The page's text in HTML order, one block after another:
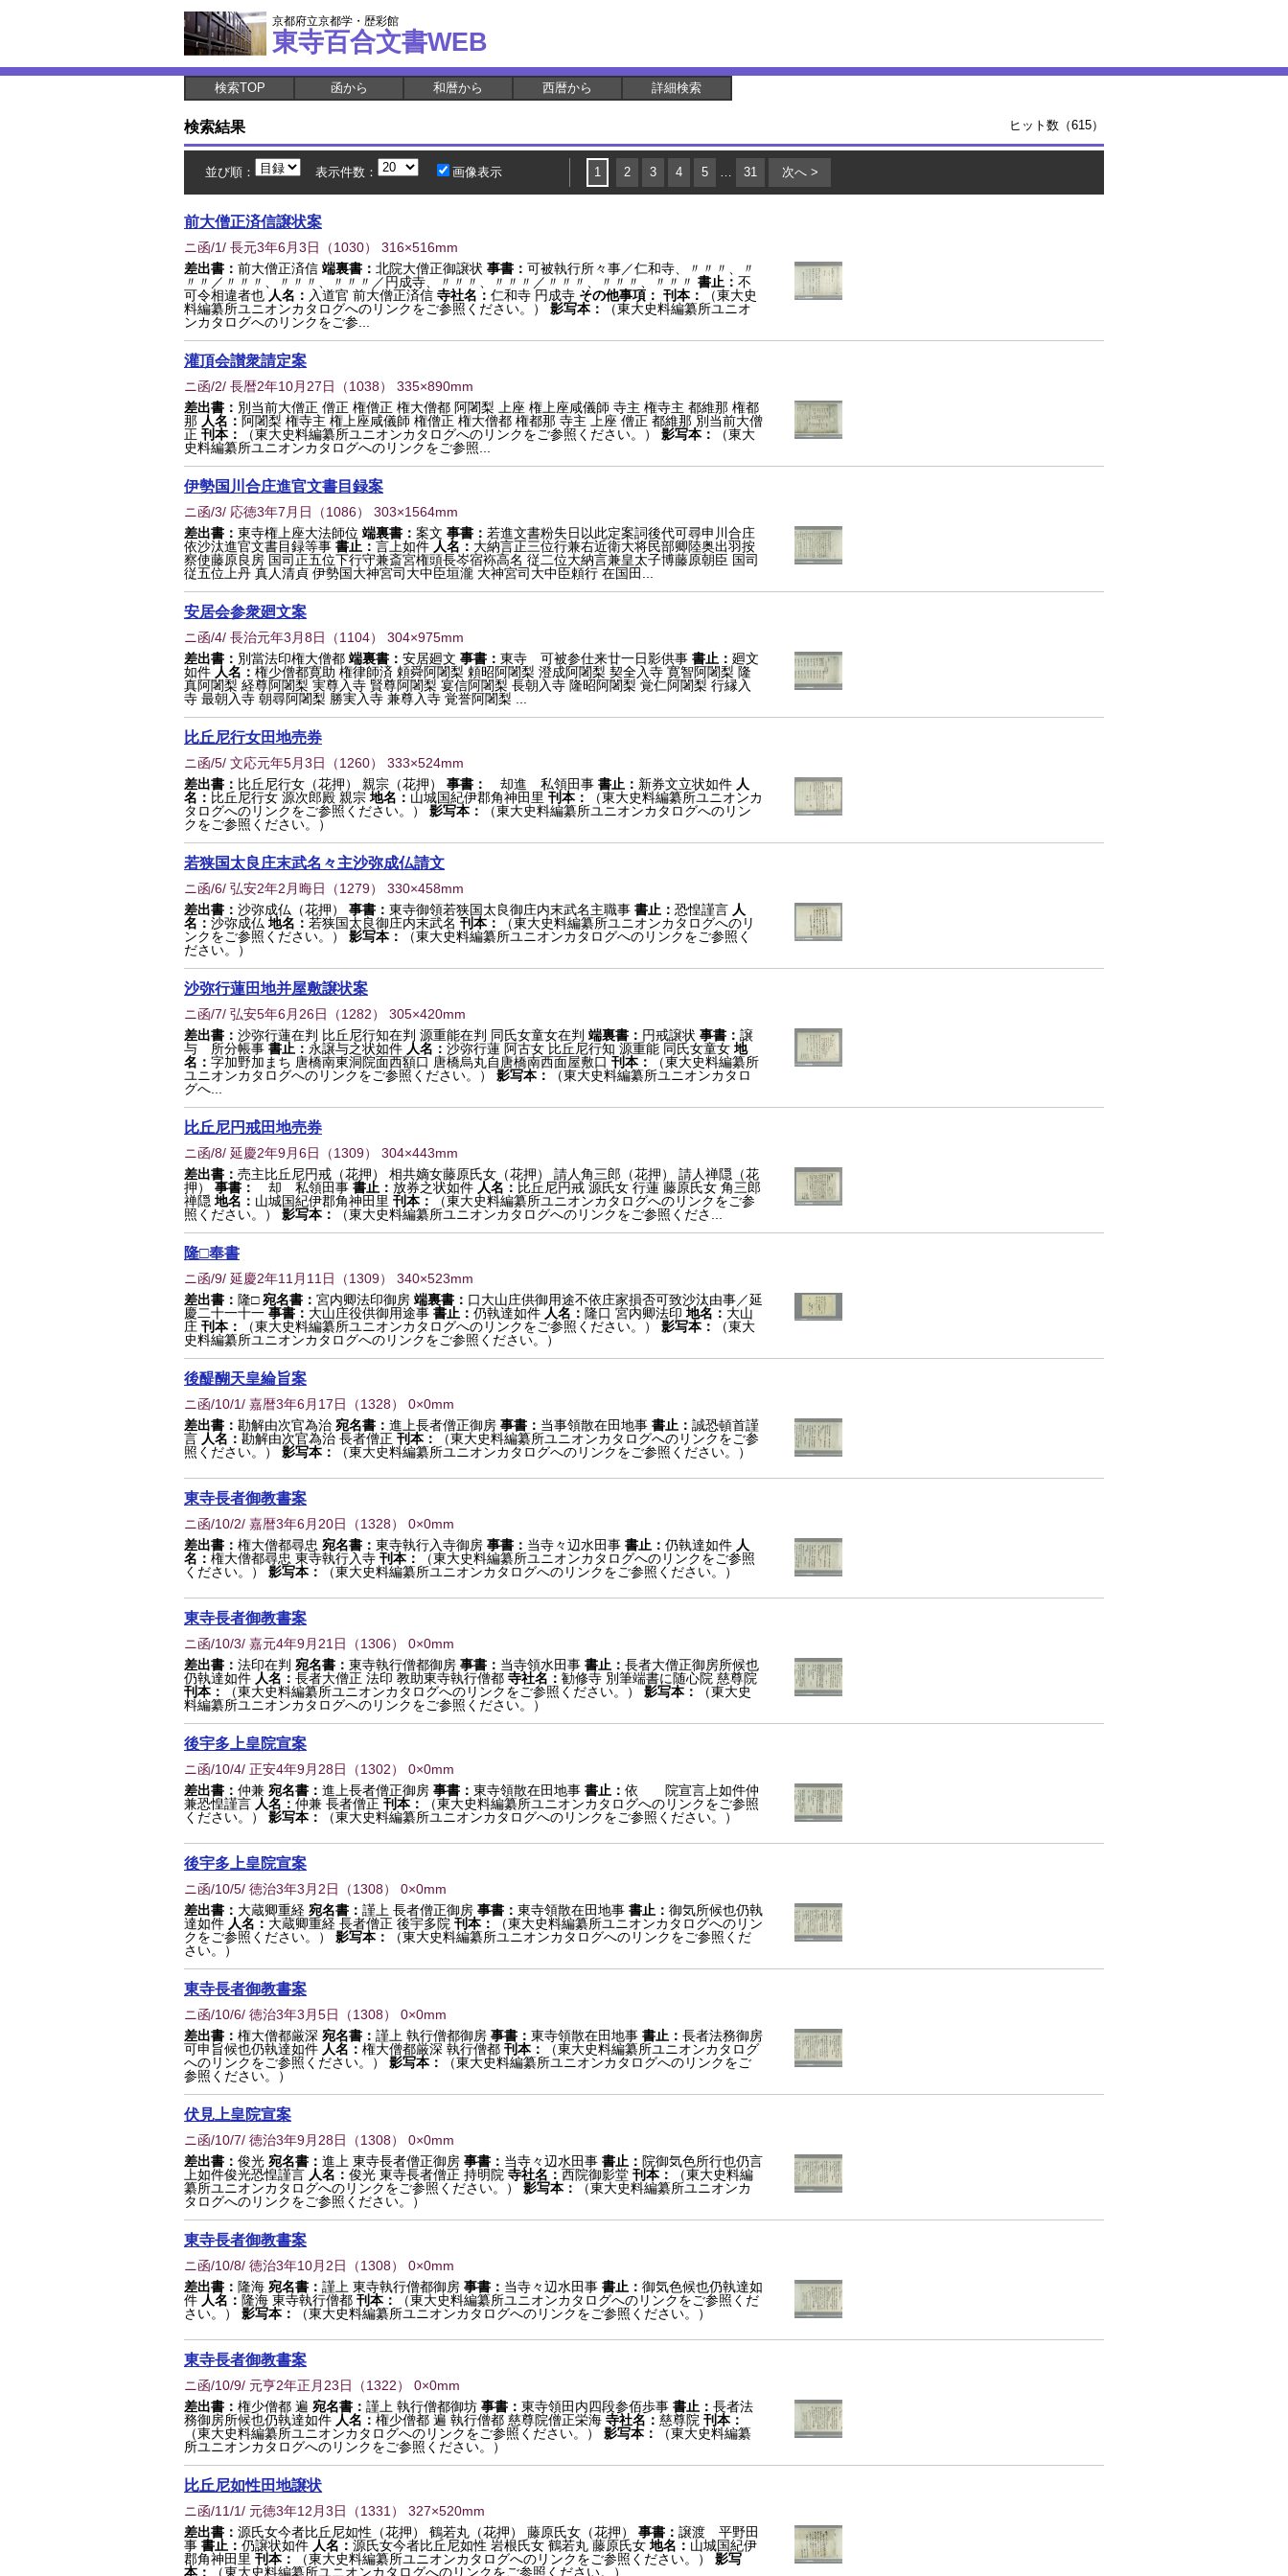
京都府立京都学・歴彩館
東寺百合文書WEB
検索TOP 函から 和暦から 西暦から 詳細検索
検索結果 ヒット数（615）
並び順： 表示件数： 画像表示 1 2 3 4 5 … 31 次へ >
前大僧正済信譲状案
ニ函/1/ 長元3年6月3日 （1030） 316×516mm
差出書： 前大僧正済信 端裏書： 北院大僧正御譲状 事書： 可被執行所々事／仁和寺、〃〃〃、〃
〃〃／〃〃〃、〃〃〃、〃〃〃／円成寺、〃〃〃、〃〃〃／〃〃〃、〃〃〃、〃〃〃 書止： 不
可令相違者也 人名： 入道官 前大僧正済信 寺社名： 仁和寺 円成寺 その他事項： 刊本：
（東大史
料編纂所ユニオンカタログへのリンクをご参照ください。）
影写本：
（東大史料編纂所ユニオ
ンカタログへのリンクをご参...
灌頂会讃衆請定案
ニ函/2/ 長暦2年10月27日 （1038） 335×890mm
差出書： 別当前大僧正 僧正 権僧正 権大僧都 阿闍梨 上座 権上座咸儀師 寺主 権寺主 都維那 権都
那 人名： 阿闍梨 権寺主 権上座咸儀師 権僧正 権大僧都 権都那 寺主 上座 僧正 都維那 別当前大僧
正 刊本： （東大史料編纂所ユニオンカタログへのリンクをご参照ください。） 影写本：
（東大
史料編纂所ユニオンカタログへのリンクをご参照...
伊勢国川合庄進官文書目録案
ニ函/3/ 応徳3年7月日 （1086） 303×1564mm
差出書： 東寺権上座大法師位 端裏書： 案文 事書： 若進文書粉失日以此定案詞後代可尋申川合庄
依沙汰進官文書目録等事 書止： 言上如件 人名： 大納言正三位行兼右近衛大将民部卿陸奥出羽按
察使藤原良房 国司正五位下行守兼斎宮権頭長岑宿袮高名 従二位大納言兼皇太子博藤原朝臣 国司
従五位上丹 真人清貞 伊勢国大神宮司大中臣垣瀧 大神宮司大中臣頼行 在国田...
安居会参衆廻文案
ニ函/4/ 長治元年3月8日 （1104） 304×975mm
差出書： 別當法印権大僧都 端裏書： 安居廻文 事書： 東寺 可被参仕来廿一日影供事 書止： 廻文
如件 人名： 権少僧都寛助 権律師済 頼舜阿闍梨 頼昭阿闍梨 澄成阿闍梨 契全入寺 寛智阿闍梨 隆
真阿闍梨 経尊阿闍梨 実尊入寺 賢尊阿闍梨 宴信阿闍梨 長朝入寺 隆昭阿闍梨 覚仁阿闍梨 行縁入
寺 最朝入寺 朝尋阿闍梨 勝実入寺 兼尊入寺 覚誉阿闍梨 ...
比丘尼行女田地売券
ニ函/5/ 文応元年5月3日 （1260） 333×524mm
差出書： 比丘尼行女（花押） 親宗（花押） 事書： 却進 私領田事 書止： 新券文立状如件 人
名： 比丘尼行女 源次郎殿 親宗 地名： 山城国紀伊郡角神田里 刊本：
（東大史料編纂所ユニオンカ
タログへのリンクをご参照ください。）
影写本：
（東大史料編纂所ユニオンカタログへのリン
クをご参照ください。）
若狭国太良庄末武名々主沙弥成仏請文
ニ函/6/ 弘安2年2月晦日 （1279） 330×458mm
差出書： 沙弥成仏（花押） 事書： 東寺御領若狭国太良御庄内末武名主職事 書止： 恐惶謹言 人
名： 沙弥成仏 地名： 若狭国太良御庄内末武名 刊本：
（東大史料編纂所ユニオンカタログへのリ
ンクをご参照ください。）
影写本：
（東大史料編纂所ユニオンカタログへのリンクをご参照く
ださい。）
沙弥行蓮田地并屋敷譲状案
ニ函/7/ 弘安5年6月26日 （1282） 305×420mm
差出書： 沙弥行蓮在判 比丘尼行知在判 源重能在判 同氏女童女在判 端裏書： 円戒譲状 事書： 譲
与 所分帳事 書止： 永譲与之状如件 人名： 沙弥行蓮 阿古女 比丘尼行知 源重能 同氏女童女 地
名： 字加野加まち 唐橋南東洞院面西額口 唐橋烏丸自唐橋南西面屋敷口 刊本：
（東大史料編纂所
ユニオンカタログへのリンクをご参照ください。）
影写本：
（東大史料編纂所ユニオンカタロ
グへ...
比丘尼円戒田地売券
ニ函/8/ 延慶2年9月6日 （1309） 304×443mm
差出書： 売主比丘尼円戒（花押） 相共嫡女藤原氏女（花押） 請人角三郎（花押） 請人禅隠（花
押）
事書： 却 私領田事 書止： 放券之状如件 人名： 比丘尼円戒 源氏女 行蓮 藤原氏女 角三郎
禅隠 地名： 山城国紀伊郡角神田里 刊本：
（東大史料編纂所ユニオンカタログへのリンクをご参
照ください。）
影写本： （東大史料編纂所ユニオンカタログへのリンクをご参照くださ...
隆□奉書
ニ函/9/ 延慶2年11月11日 （1309） 340×523mm
差出書： 隆□ 宛名書： 宮内卿法印御房 端裏書： 口大山庄供御用途不依庄家損否可致沙汰由事／延
慶二十一十一 事書： 大山庄役供御用途事 書止： 仍執達如件 人名： 隆口 宮内卿法印 地名： 大山
庄 刊本： （東大史料編纂所ユニオンカタログへのリンクをご参照ください。） 影写本：
（東大
史料編纂所ユニオンカタログへのリンクをご参照ください。）
後醍醐天皇綸旨案
ニ函/10/1/ 嘉暦3年6月17日 （1328） 0×0mm
差出書： 勘解由次官為治 宛名書： 進上長者僧正御房 事書： 当事領散在田地事 書止： 誠恐頓首謹
言 人名： 勘解由次官為治 長者僧正 刊本：
（東大史料編纂所ユニオンカタログへのリンクをご参
照ください。）
影写本： （東大史料編纂所ユニオンカタログへのリンクをご参照ください。）
東寺長者御教書案
ニ函/10/2/ 嘉暦3年6月20日 （1328） 0×0mm
差出書： 権大僧都尋忠 宛名書： 東寺執行入寺御房 事書： 当寺々辺水田事 書止： 仍執達如件 人
名： 権大僧都尋忠 東寺執行入寺 刊本：
（東大史料編纂所ユニオンカタログへのリンクをご参照
ください。）
影写本： （東大史料編纂所ユニオンカタログへのリンクをご参照ください。）
東寺長者御教書案
ニ函/10/3/ 嘉元4年9月21日 （1306） 0×0mm
差出書： 法印在判 宛名書： 東寺執行僧都御房 事書： 当寺領水田事 書止： 長者大僧正御房所候也
仍執達如件 人名： 長者大僧正 法印 教助東寺執行僧都 寺社名： 勧修寺 別筆端書に随心院 慈尊院
刊本：
（東大史料編纂所ユニオンカタログへのリンクをご参照ください。） 影写本：
（東大史
料編纂所ユニオンカタログへのリンクをご参照ください。）
後宇多上皇院宣案
ニ函/10/4/ 正安4年9月28日 （1302） 0×0mm
差出書： 仲兼 宛名書： 進上長者僧正御房 事書： 東寺領散在田地事 書止： 依 院宣言上如件仲
兼恐惶謹言 人名： 仲兼 長者僧正 刊本：
（東大史料編纂所ユニオンカタログへのリンクをご参照
ください。）
影写本： （東大史料編纂所ユニオンカタログへのリンクをご参照ください。）
後宇多上皇院宣案
ニ函/10/5/ 徳治3年3月2日 （1308） 0×0mm
差出書： 大蔵卿重経 宛名書： 謹上 長者僧正御房 事書： 東寺領散在田地事 書止： 御気所候也仍執
達如件 人名： 大蔵卿重経 長者僧正 後宇多院 刊本：
（東大史料編纂所ユニオンカタログへのリン
クをご参照ください。）
影写本：
（東大史料編纂所ユニオンカタログへのリンクをご参照くだ
さい。）
東寺長者御教書案
ニ函/10/6/ 徳治3年3月5日 （1308） 0×0mm
差出書： 権大僧都厳深 宛名書： 謹上 執行僧都御房 事書： 東寺領散在田地事 書止： 長者法務御房
可申旨候也仍執達如件 人名： 権大僧都厳深 執行僧都 刊本：
（東大史料編纂所ユニオンカタログ
へのリンクをご参照ください。）
影写本：
（東大史料編纂所ユニオンカタログへのリンクをご
参照ください。）
伏見上皇院宣案
ニ函/10/7/ 徳治3年9月28日 （1308） 0×0mm
差出書： 俊光 宛名書： 進上 東寺長者僧正御房 事書： 当寺々辺水田事 書止： 院御気色所行也仍言
上如件俊光恐惶謹言 人名： 俊光 東寺長者僧正 持明院 寺社名： 西院御影堂 刊本：
（東大史料編
纂所ユニオンカタログへのリンクをご参照ください。）
影写本：
（東大史料編纂所ユニオンカ
タログへのリンクをご参照ください。）
東寺長者御教書案
ニ函/10/8/ 徳治3年10月2日 （1308） 0×0mm
差出書： 隆海 宛名書： 謹上 東寺執行僧都御房 事書： 当寺々辺水田事 書止： 御気色候也仍執達如
件 人名： 隆海 東寺執行僧都 刊本：
（東大史料編纂所ユニオンカタログへのリンクをご参照くだ
さい。）
影写本： （東大史料編纂所ユニオンカタログへのリンクをご参照ください。）
東寺長者御教書案
ニ函/10/9/ 元亨2年正月23日 （1322） 0×0mm
差出書： 権少僧都 遍 宛名書： 謹上 執行僧都御坊 事書： 東寺領田内四段参佰歩事 書止： 長者法
務御房所候也仍執達如件 人名： 権少僧都 遍 執行僧都 慈尊院僧正栄海 寺社名： 慈尊院 刊本：
（東大史料編纂所ユニオンカタログへのリンクをご参照ください。）
影写本：
（東大史料編纂
所ユニオンカタログへのリンクをご参照ください。）
比丘尼如性田地譲状
ニ函/11/1/ 元徳3年12月3日 （1331 ） 327×520mm
差出書： 源氏女今者比丘尼如性（花押） 鶴若丸（花押） 藤原氏女（花押） 事書： 譲渡 平野田
事 書止： 仍譲状如件 人名： 源氏女今者比丘尼如性 岩根氏女 鶴若丸 藤原氏女 地名： 山城国紀伊
郡角神田里 刊本： （東大史料編纂所ユニオンカタログへのリンクをご参照ください。）
影写
本：
（東大史料編纂所ユニオンカタログへのリンクをご参照ください。）